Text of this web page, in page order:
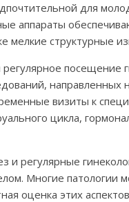
для
аппараты
мелкие структурные
посещение
направленных
визиты к
цикла,
регулярные
Многие патологии
оценка этих